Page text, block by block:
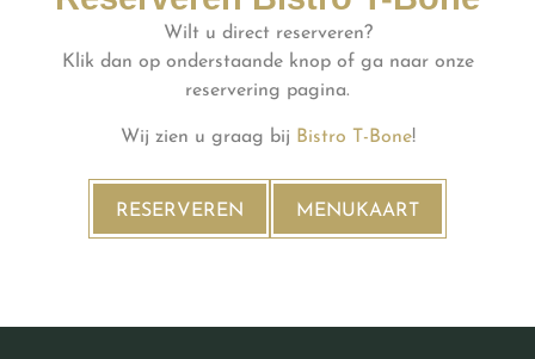
Wilt u direct reserveren?
Klik dan op onderstaande knop of ga naar onze
reservering pagina.
Wij zien u graag bij Bistro T-Bone!
RESERVEREN MENUKAART